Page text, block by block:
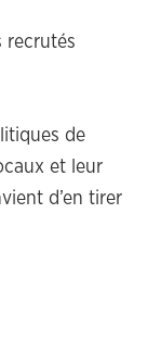
recrutés
de
et leur
d’en tirer